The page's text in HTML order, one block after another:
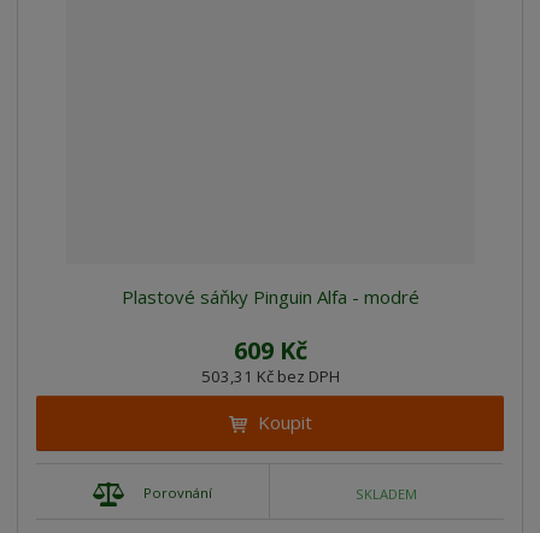
Plastové sáňky Pinguin Alfa - modré
609 Kč
503,31 Kč bez DPH
Koupit
Porovnání SKLADEM